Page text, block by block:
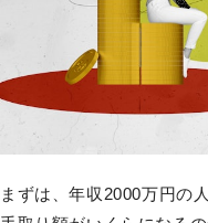
まずは、年収2000万円の